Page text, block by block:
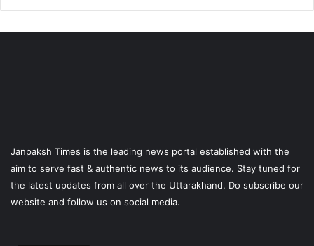
Janpaksh Times is the leading news portal established with the
aim to serve fast & authentic news to its audience. Stay tuned for
the latest updates from all over the Uttarakhand. Do subscribe our
website and follow us on social media.